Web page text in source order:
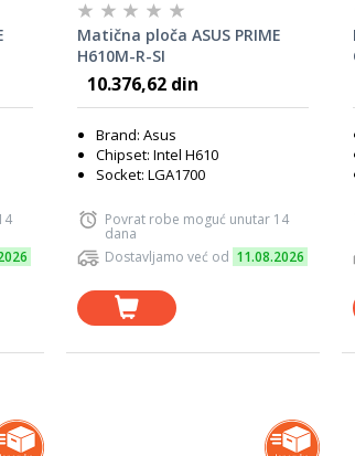
Matična ploča ASUS PRIME
H610M-R-SI
10.376,62 din
Brand: Asus
Chipset: Intel H610
Socket: LGA1700
Povrat robe moguć unutar 14
dana
Dostavljamo već od 11.08.2026